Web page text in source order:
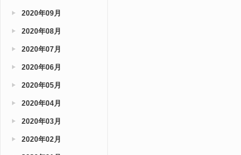
2020年09月
2020年08月
2020年07月
2020年06月
2020年05月
2020年04月
2020年03月
2020年02月